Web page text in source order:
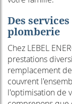
Des
plomberie
Chez LEBEL
prestations
remplacement
couvrent
l'optimisation de